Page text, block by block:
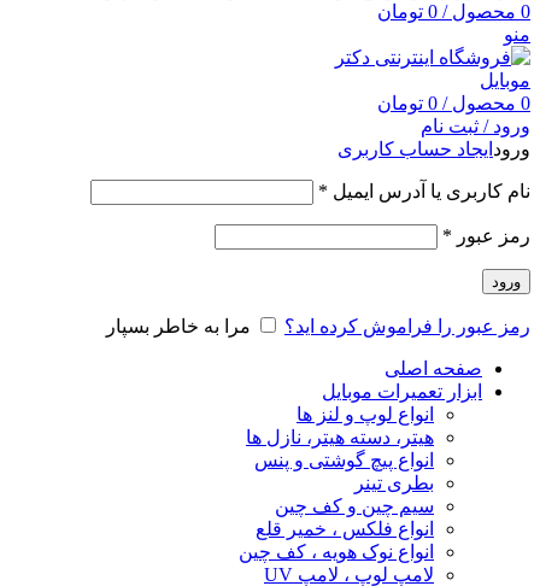
0 محصول /
0 تومان
منو
0 محصول /
0 تومان
ورود / ثبت نام
ورود ایجاد حساب کاربری
نام کاربری یا آدرس ایمیل *
رمز عبور *
ورود
رمز عبور را فراموش کرده اید؟ مرا به خاطر بسپار
صفحه اصلی
ابزار تعمیرات موبایل
انواع لوپ و لنز ها
هیتر، دسته هیتر، نازل ها
انواع پیچ‌ گوشتی و پنس
بطری تینر
سیم چین و کف چین
انواع فلکس ، خمیر قلع
انواع نوک هویه ، کف چین
لامپ لوپ ، لامپ UV